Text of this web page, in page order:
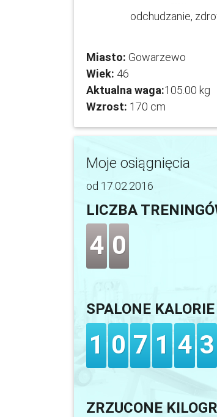
odchudzanie,
Miasto: Gowarzewo
Wiek: 46
Aktualna waga:105.00 kg
Wzrost: 170 cm
Moje osiągnięcia
od 17.02.2016
LICZBA
4 0
SPALONE KALORIE
1 0 7 1 4 3
ZRZUCONE